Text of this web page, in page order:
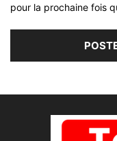
pour la prochaine fois